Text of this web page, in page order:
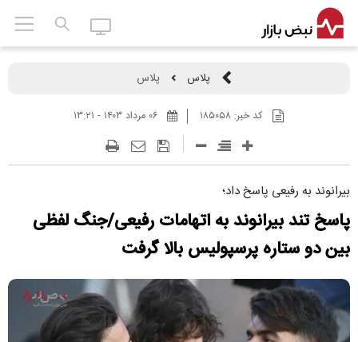
پلاس پلاس
کد خبر:۱۸۵۰۵۸ ۰۶ مرداد ۱۴۰۳ - ۱۳:۲۱
بیرانوند به رفیعی پاسخ داد؛
پاسخ تند بیرانوند به اتهامات رفیعی/جنگ لفظی
بین دو ستاره پرسپولیس بالا گرفت